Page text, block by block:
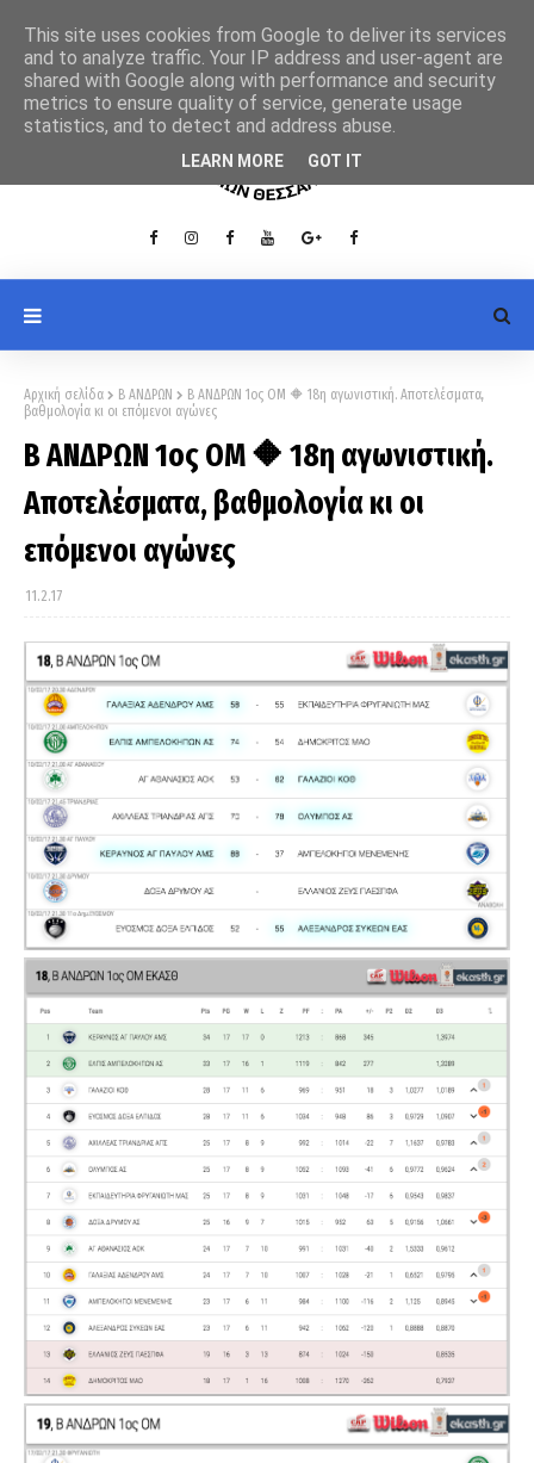
Αρχική σελίδα Β ΑΝΔΡΩΝ
Β ΑΝΔΡΩΝ 1ος ΟΜ 🔶 18η αγωνιστική. Αποτελέσματα,
βαθμολογία κι οι επόμενοι αγώνες
Β ΑΝΔΡΩΝ 1ος ΟΜ 🔶 18η αγωνιστική.
Αποτελέσματα, βαθμολογία κι οι
επόμενοι αγώνες
11.2.17
This site uses cookies from Google to deliver its services
and to analyze traffic. Your IP address and user-agent are
shared with Google along with performance and security
metrics to ensure quality of service, generate usage
statistics, and to detect and address abuse.
LEARN MORE GOT IT